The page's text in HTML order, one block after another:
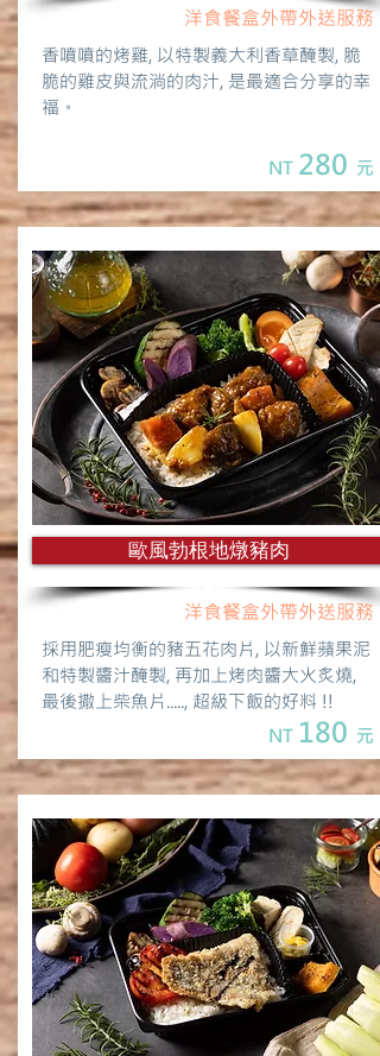
洋食餐盒外帶外送服務
香噴噴的烤雞, 以特製義大利香草醃製, 脆
脆的雞皮與流淌的肉汁, 是最適合分享的幸
福。
NT 280 元
歐風勃根地燉豬肉
洋食餐盒外帶外送服務
採用肥瘦均衡的豬五花肉片, 以新鮮蘋果泥
和特製醬汁醃製, 再加上烤肉醬大火炙燒,
最後撒上柴魚片....., 超級下飯的好料 !!
NT 180 元